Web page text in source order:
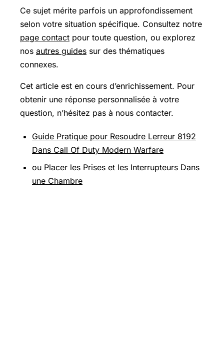
Ce sujet mérite parfois un approfondissement
selon votre situation spécifique. Consultez notre
page contact pour toute question, ou explorez
nos autres guides sur des thématiques
connexes.
Cet article est en cours d’enrichissement. Pour
obtenir une réponse personnalisée à votre
question, n’hésitez pas à nous contacter.
Guide Pratique pour Resoudre Lerreur 8192
Dans Call Of Duty Modern Warfare
ou Placer les Prises et les Interrupteurs Dans
une Chambre